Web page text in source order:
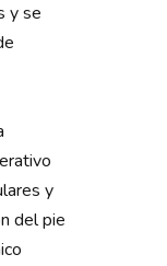
y se
y
del pie